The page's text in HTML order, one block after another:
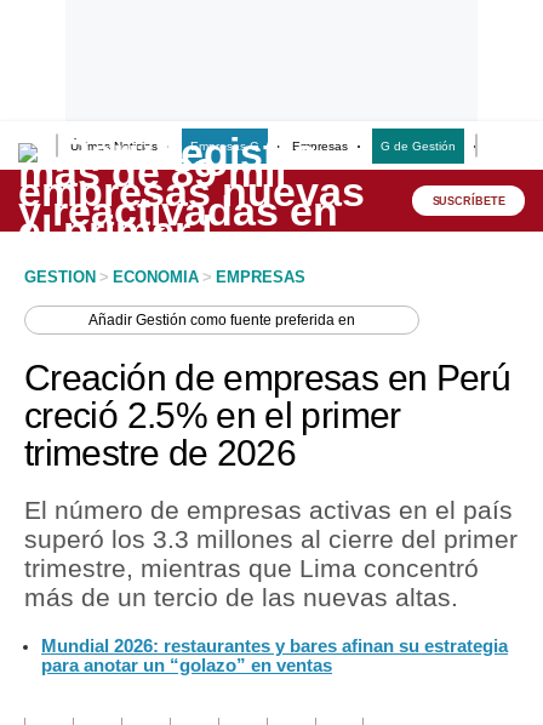
Últimas Noticias Empresas G Empresas G de Gestión
Lo último
Peru Quiosco
Economía
Mercados
Política
Tu Dinero
Finanzas Personales
SUSCRÍBETE
GESTION > ECONOMIA > EMPRESAS
AñadirGestión como fuente preferida en
Creación de empresas en Perú
creció 2.5% en el primer
trimestre de 2026
El número de empresas activas en el país
superó los 3.3 millones al cierre del primer
trimestre, mientras que Lima concentró
más de un tercio de las nuevas altas.
Mundial 2026: restaurantes y bares afinan su estrategia
para anotar un “golazo” en ventas